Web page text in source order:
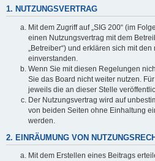
1. NUTZUNGSVERTRAG
Mit dem Zugriff auf „SIG 200“ (im
einen Nutzungsvertrag mit dem
„Betreiber“) und erklären sich mit
einverstanden.
Wenn Sie mit diesen Regelungen
Sie das Board nicht weiter nutzen.
jeweils die an dieser Stelle
Der Nutzungsvertrag wird auf
von beiden Seiten ohne Einhaltung
werden.
2. EINRÄUMUNG VON
Mit dem Erstellen eines Beitrags